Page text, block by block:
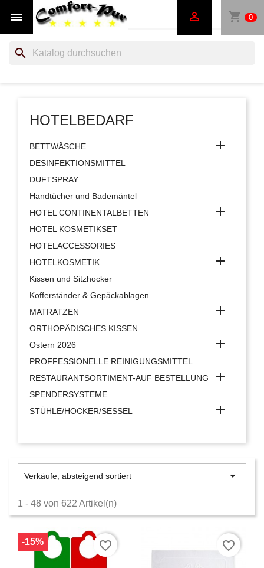
 shopping_cart 0

search
HOTELBEDARF
BETTWÄSCHE 
DESINFEKTIONSMITTEL
DUFTSPRAY
Handtücher und Bademäntel
HOTEL CONTINENTALBETTEN

HOTEL KOSMETIKSET
HOTELACCESSORIES
HOTELKOSMETIK

Kissen und Sitzhocker
Kofferständer & Gepäckablagen
MATRATZEN

ORTHOPÄDISCHES KISSEN
Ostern 2026

PROFFESSIONELLE REINIGUNGSMITTEL
RESTAURANTSORTIMENT-AUF BESTELLUNG

SPENDERSYSTEME
STÜHLE/HOCKER/SESSEL

Verkäufe, absteigend sortiert 
1 - 48 von 622 Artikel(n)
-15% favorite_border favorite_border